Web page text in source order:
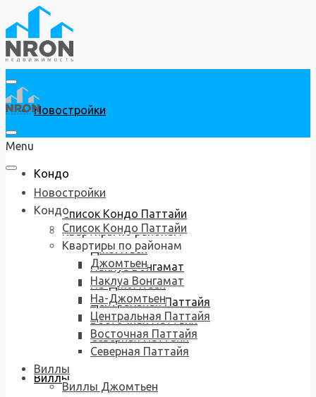
Новостройки
Кондо
Список Кондо Паттайи
Квартиры по районам
Джомтьен
Наклуа Вонгамат
На-Джомтьен
Центральная Паттайя
Восточная Паттайя
Северная Паттайя
Виллы
Menu
Новостройки
Кондо
Список Кондо Паттайи
Квартиры по районам
Джомтьен
Наклуа Вонгамат
На-Джомтьен
Центральная Паттайя
Восточная Паттайя
Северная Паттайя
Виллы
Виллы Джомтьен